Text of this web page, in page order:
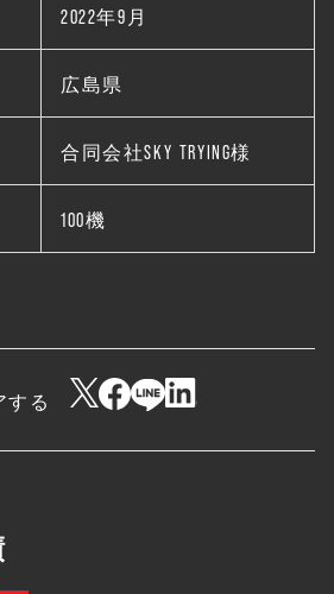
2022年9月
広島県
合同会社SKY TRYING様
100機
する